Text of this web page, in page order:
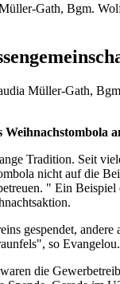
Gath, Bgm.
Müller-Gath,
Tradition. Seit
nicht auf die
" Ein
gespendet,
so Evangelou.
die